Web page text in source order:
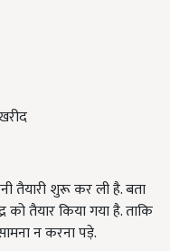
तैयारी शुरू कर ली है. बता
तैयार किया गया है. ताकि
न करना पड़े.